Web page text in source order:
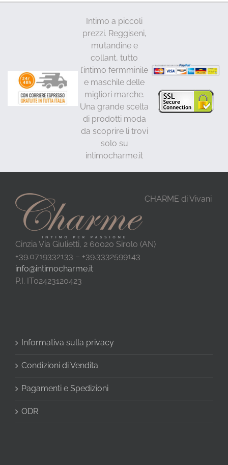
Intimo a piccoli
prezzi. Reggiseni,
mutandine e
collant, tutto
l’intimo fermminile
e maschile delle
migliori marche.
Una grande scelta
di prodotti moda
da scoprire li trovi
solo su
intimocharme.it
CHARME di Vivani
Cinzia Via Giulietti, 2 60020 Sirolo (AN)
+39.0719332133 – +39.3332599143
info@intimocharme.it
P.I. IT02423120423
Informativa sulla privacy
Condizioni di Vendita
Pagamenti e Spedizioni
ODR